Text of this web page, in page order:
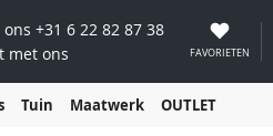
+31 6 22 82 87 38
met ons
FAVORIETEN
Tuin Maatwerk OUTLET